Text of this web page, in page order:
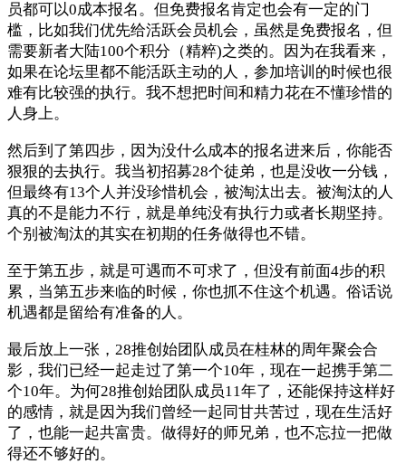
员都可以0成本报名。但免费报名肯定也会有一定的门
槛，比如我们优先给活跃会员机会，虽然是免费报名，但
需要新者大陆100个积分（精粹)之类的。因为在我看来，
如果在论坛里都不能活跃主动的人，参加培训的时候也很
难有比较强的执行。我不想把时间和精力花在不懂珍惜的
人身上。
然后到了第四步，因为没什么成本的报名进来后，你能否
狠狠的去执行。我当初招募28个徒弟，也是没收一分钱，
但最终有13个人并没珍惜机会，被淘汰出去。被淘汰的人
真的不是能力不行，就是单纯没有执行力或者长期坚持。
个别被淘汰的其实在初期的任务做得也不错。
至于第五步，就是可遇而不可求了，但没有前面4步的积
累，当第五步来临的时候，你也抓不住这个机遇。俗话说
机遇都是留给有准备的人。
最后放上一张，28推创始团队成员在桂林的周年聚会合
影，我们已经一起走过了第一个10年，现在一起携手第二
个10年。为何28推创始团队成员11年了，还能保持这样好
的感情，就是因为我们曾经一起同甘共苦过，现在生活好
了，也能一起共富贵。做得好的师兄弟，也不忘拉一把做
得还不够好的。